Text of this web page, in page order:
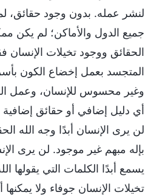
لنشر عمله. بدون وجود حقائق،
جميع الدول والأماكن؛ لم يكن
الحقائق ووجود تخيلات الإنسان
المتجسد بعمل إخضاع الكون
وغير محسوس للإنسان، وعمل
أي دليل إضافي أو حقائق
لن يرى الإنسان أبدًا وجه الله
بإله مبهم غير موجود. لن يرى
يسمع أبدًا الكلمات التي يقولها
تخيلات الإنسان جوفاء ولا